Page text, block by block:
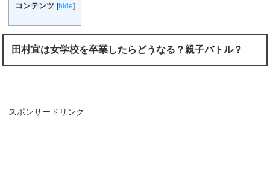
コンテンツ [hide]
田村宜は女学校を卒業したらどうなる？親子バトル？
スポンサードリンク